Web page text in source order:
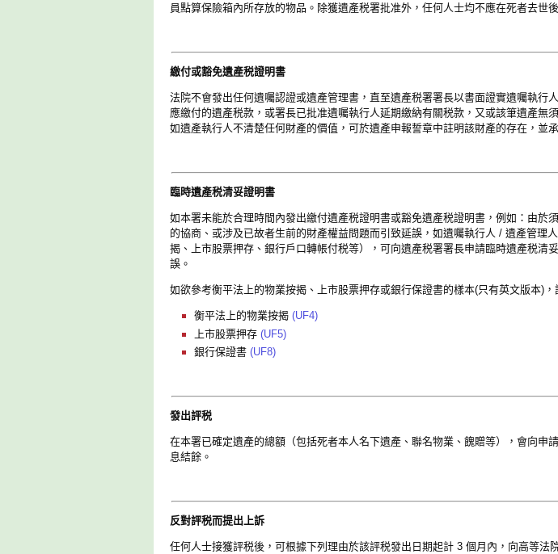
員點算保險箱內所存放的物品。除獲遺產税署批准外，任何人士均不應在死者去世
繳付或豁免遺產税證明書
法院不會發出任何遺囑認證或遺產管理書，直至遺產税署署長以書面證實遺囑執行
應繳付的遺產税款，或署長已批准遺囑執行人延期繳納有關税款，又或該筆遺產無
如遺產執行人不清楚任何財產的價值，可於遺產申報誓章中註明該財產的存在，並
臨時遺產税清妥證明書
如本署未能於合理時間內發出繳付遺產税證明書或豁免遺產税證明書，例如：由於
的協商、或涉及已故者生前的財產權益問題而引致延誤，如遺囑執行人 / 遺產管理
揭、上市股票押存、銀行戶口轉帳付税等），可向遺產税署署長申請臨時遺產税清
誤。
如欲參考衡平法上的物業按揭、上市股票押存或銀行保證書的樣本(只有英文版本)，
衡平法上的物業按揭 (UF4)
上市股票押存 (UF5)
銀行保證書 (UF8)
發出評税
在本署已確定遺產的總額（包括死者本人名下遺產、聯名物業、餽贈等），會向申
息結餘。
反對評税而提出上訴
任何人士接獲評税後，可根據下列理由於該評税發出日期起計 3 個月內，向高等法